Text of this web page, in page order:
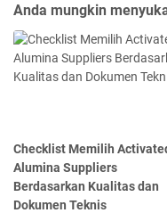
Anda mungkin
Checklist Memilih
Alumina Suppliers
Berdasarkan Kualitas dan
Dokumen Teknis